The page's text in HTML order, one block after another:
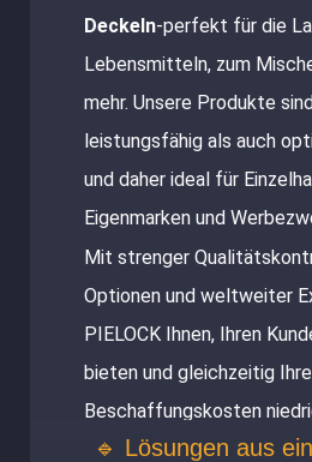
Deckeln-perfekt für die
Lebensmitteln, zum
mehr. Unsere Produkte
leistungsfähig als auch
und daher ideal für
Eigenmarken und
Mit strenger
Optionen und weltweiter
PIELOCK Ihnen, Ihren
bieten und gleichzeitig Ihre
Beschaffungskosten
🔹 Lösungen aus